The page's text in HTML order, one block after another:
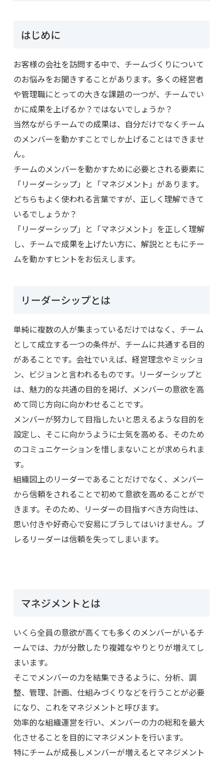
はじめに
お客様の会社を訪問する中で、チームづくりについて
のお悩みをお聞きすることがあります。多くの経営者
や管理職にとっての大きな課題の一つが、チームでい
かに成果を上げるか？ではないでしょうか？
当然ながらチームでの成果は、自分だけでなくチーム
のメンバーを動かすことでしか上げることはできませ
ん。
チームのメンバーを動かすために必要とされる要素に
「リーダーシップ」と「マネジメント」があります。
どちらもよく使われる言葉ですが、正しく理解できて
いるでしょうか？
「リーダーシップ」と「マネジメント」を正しく理解
し、チームで成果を上げたい方に、解説とともにチー
ムを動かすヒントをお伝えします。
リーダーシップとは
単純に複数の人が集まっているだけではなく、チーム
として成立する一つの条件が、チームに共通する目的
があることです。会社でいえば、経営理念やミッショ
ン、ビジョンと言われるものです。リーダーシップと
は、魅力的な共通の目的を掲げ、メンバーの意欲を高
めて同じ方向に向かわせることです。
メンバーが努力して目指したいと思えるような目的を
設定し、そこに向かうように士気を高める、そのため
のコミュニケーションを惜しまないことが求められま
す。
組織図上のリーダーであることだけでなく、メンバー
から信頼をされることで初めて意欲を高めることがで
きます。そのため、リーダーの目指すべき方向性は、
思い付きや好奇心で安易にブラしてはいけません。ブ
レるリーダーは信頼を失ってしまいます。
マネジメントとは
いくら全員の意欲が高くても多くのメンバーがいるチ
ームでは、力が分散したり複雑なやりとりが増えてし
まいます。
そこでメンバーの力を結集できるように、分析、調
整、管理、計画、仕組みづくりなどを行うことが必要
になり、これをマネジメントと呼びます。
効率的な組織運営を行い、メンバーの力の総和を最大
化させることを目的にマネジメントを行います。
特にチームが成長しメンバーが増えるとマネジメント